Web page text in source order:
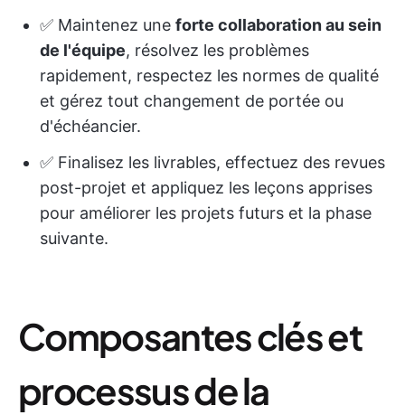
✅ Maintenez une forte collaboration au sein
de l'équipe, résolvez les problèmes
rapidement, respectez les normes de qualité
et gérez tout changement de portée ou
d'échéancier.
✅ Finalisez les livrables, effectuez des revues
post-projet et appliquez les leçons apprises
pour améliorer les projets futurs et la phase
suivante.
Composantes clés et
processus de la